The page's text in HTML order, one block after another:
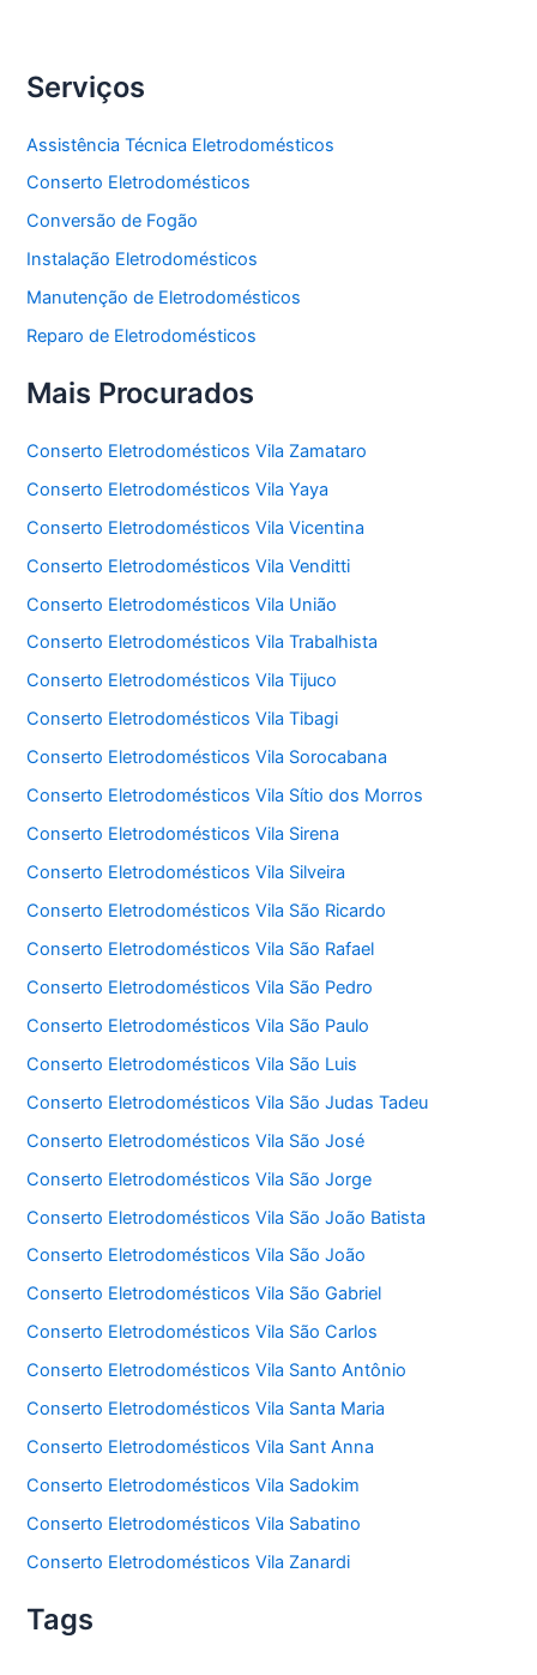
Serviços
Assistência Técnica Eletrodomésticos
Conserto Eletrodomésticos
Conversão de Fogão
Instalação Eletrodomésticos
Manutenção de Eletrodomésticos
Reparo de Eletrodomésticos
Mais Procurados
Conserto Eletrodomésticos Vila Zamataro
Conserto Eletrodomésticos Vila Yaya
Conserto Eletrodomésticos Vila Vicentina
Conserto Eletrodomésticos Vila Venditti
Conserto Eletrodomésticos Vila União
Conserto Eletrodomésticos Vila Trabalhista
Conserto Eletrodomésticos Vila Tijuco
Conserto Eletrodomésticos Vila Tibagi
Conserto Eletrodomésticos Vila Sorocabana
Conserto Eletrodomésticos Vila Sítio dos Morros
Conserto Eletrodomésticos Vila Sirena
Conserto Eletrodomésticos Vila Silveira
Conserto Eletrodomésticos Vila São Ricardo
Conserto Eletrodomésticos Vila São Rafael
Conserto Eletrodomésticos Vila São Pedro
Conserto Eletrodomésticos Vila São Paulo
Conserto Eletrodomésticos Vila São Luis
Conserto Eletrodomésticos Vila São Judas Tadeu
Conserto Eletrodomésticos Vila São José
Conserto Eletrodomésticos Vila São Jorge
Conserto Eletrodomésticos Vila São João Batista
Conserto Eletrodomésticos Vila São João
Conserto Eletrodomésticos Vila São Gabriel
Conserto Eletrodomésticos Vila São Carlos
Conserto Eletrodomésticos Vila Santo Antônio
Conserto Eletrodomésticos Vila Santa Maria
Conserto Eletrodomésticos Vila Sant Anna
Conserto Eletrodomésticos Vila Sadokim
Conserto Eletrodomésticos Vila Sabatino
Conserto Eletrodomésticos Vila Zanardi
Tags